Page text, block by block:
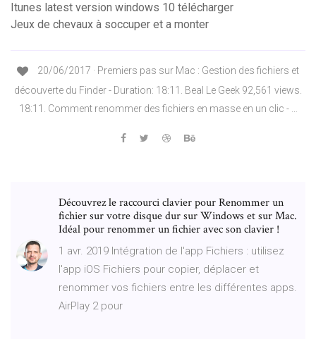
Itunes latest version windows 10 télécharger
Jeux de chevaux à soccuper et a monter
20/06/2017 · Premiers pas sur Mac : Gestion des fichiers et
découverte du Finder - Duration: 18:11. Beal Le Geek 92,561 views.
18:11. Comment renommer des fichiers en masse en un clic - …
Découvrez le raccourci clavier pour Renommer un
fichier sur votre disque dur sur Windows et sur Mac.
Idéal pour renommer un fichier avec son clavier !
1 avr. 2019 Intégration de l'app Fichiers : utilisez
l'app iOS Fichiers pour copier, déplacer et
renommer vos fichiers entre les différentes apps.
AirPlay 2 pour